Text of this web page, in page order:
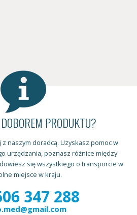
PRODUKTU?
naszym doradcą. Uzyskasz pomoc w
urządzania, poznasz różnice między
się wszystkiego o transporcie w
miejsce w kraju.
347 288